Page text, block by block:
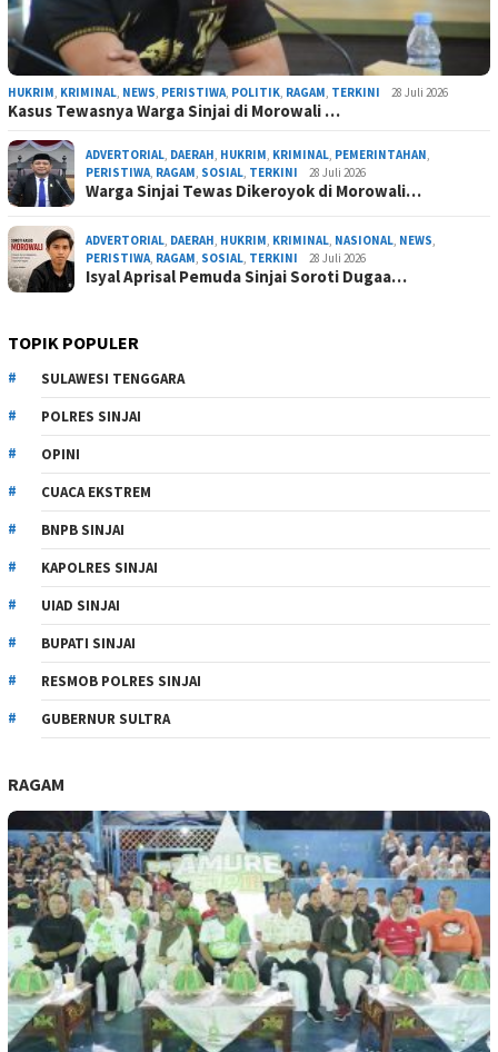
HUKRIM KRIMINAL NEWS PERISTIWA POLITIK RAGAM TERKINI 28 Juli 2026
Kasus Tewasnya Warga Sinjai di Morowali …
ADVERTORIAL DAERAH HUKRIM KRIMINAL PEMERINTAHAN
PERISTIWA RAGAM SOSIAL TERKINI 28 Juli 2026
Warga Sinjai Tewas Dikeroyok di Morowali…
ADVERTORIAL DAERAH HUKRIM KRIMINAL NASIONAL NEWS
PERISTIWA RAGAM SOSIAL TERKINI 28 Juli 2026
Isyal Aprisal Pemuda Sinjai Soroti Dugaa…
TOPIK POPULER
SULAWESI TENGGARA
POLRES SINJAI
OPINI
CUACA EKSTREM
BNPB SINJAI
KAPOLRES SINJAI
UIAD SINJAI
BUPATI SINJAI
RESMOB POLRES SINJAI
GUBERNUR SULTRA
RAGAM